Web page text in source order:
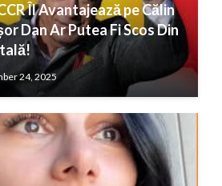
Îl Avantajează pe Călin
Dan Ar Putea Fi Scos Din
24, 2025